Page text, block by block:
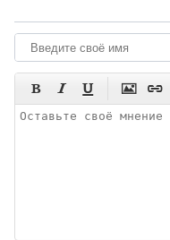
    